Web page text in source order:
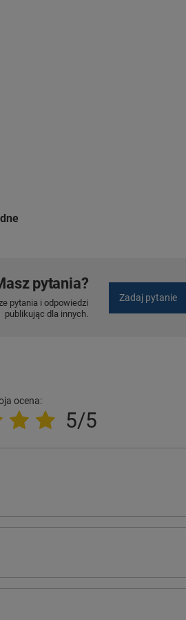
pytania?
pytania i odpowiedzi
publikując dla innych.
Zadaj pytanie
ocena:
5/5